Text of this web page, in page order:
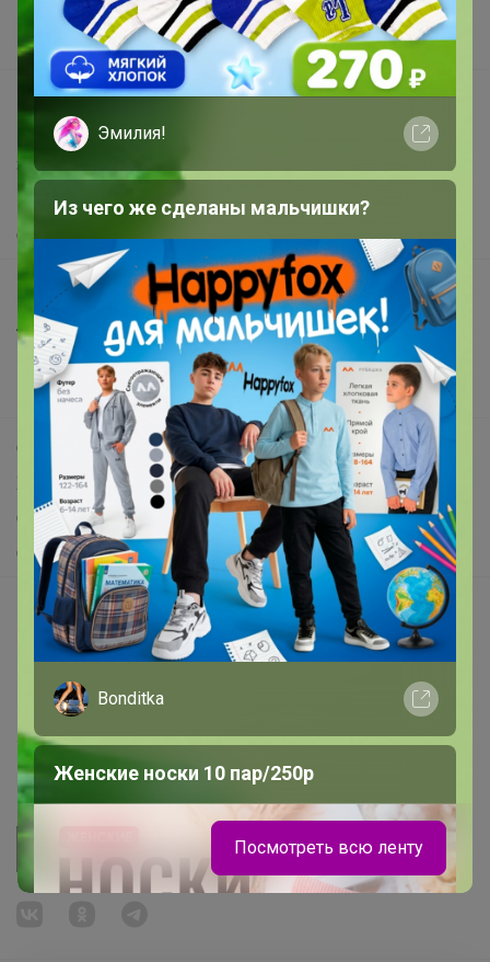
Поставщикам
Вакансии
support@24-ok.ru
Написать в поддержку
Защита покупателя
Помощь
О нас
Все предложения
Анонсы
Новости
Поддержка альпак
Самое выгодное
Хиты продаж
Самое желанное
Самое быстрое
Начать зарабатывать с 24-ok
Picabox.ru - Лучшее место для ваших изображений
Розыгрыш - Генератор случайных чисел
Пульс нашего маркетплейса
Укорачиватель ссылок
Эмилия!
Из чего же сделаны мальчишки?
Bonditka
Женские носки 10 пар/250р
Посмотреть всю ленту